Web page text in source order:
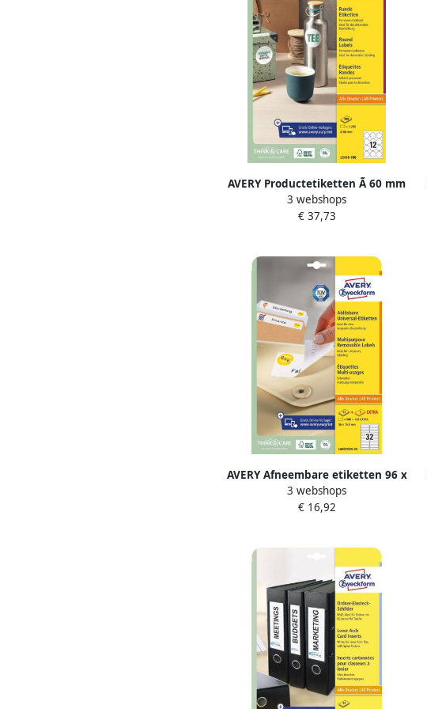
AVERY Productetiketten Ã 60 mm
Inkjetprinter Laserprinter
Kopieerapparaat L3416-100
3 webshops
€ 37,73
AVERY Afneembare etiketten 96 x
16 9 mm wit Inkjetprinter
Laserprinter Kopieerapparaat
3 webshops
€ 16,92